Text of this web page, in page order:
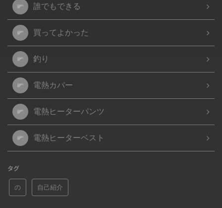
誰でもできる
買ってよかった
釣り
電熱カバー
電熱ヒーターパンツ
電熱ヒーターベスト
タグ
の 自己紹介